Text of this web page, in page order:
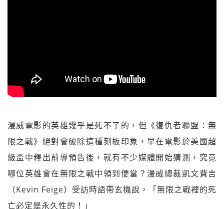
漫威電影的英雄幾乎是死不了的，但《復仇者聯盟：無
限之戰》絕對會破除這種刻板印象，早在電影於美國超
級盃中釋出前導預告後，就有不少媒體開始猜測，究竟
哪位英雄會在無限之戰中領到便當？漫威總裁凱文費吉
（Kevin Feige）受訪時語帶玄機說，「無限之戰裡的死
亡必定是永久性的！」